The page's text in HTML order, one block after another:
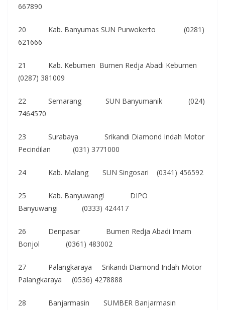
667890
20 Kab. Banyumas SUN Purwokerto (0281)
621666
21 Kab. Kebumen Bumen Redja Abadi Kebumen
(0287) 381009
22 Semarang SUN Banyumanik (024)
7464570
23 Surabaya Srikandi Diamond Indah Motor
Pecindilan (031) 3771000
24 Kab. Malang SUN Singosari (0341) 456592
25 Kab. Banyuwangi DIPO
Banyuwangi (0333) 424417
26 Denpasar Bumen Redja Abadi Imam
Bonjol (0361) 483002
27 Palangkaraya Srikandi Diamond Indah Motor
Palangkaraya (0536) 4278888
28 Banjarmasin SUMBER Banjarmasin